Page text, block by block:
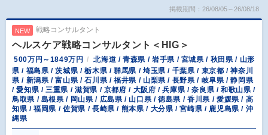
掲載期間：26/08/05～26/08/18
NEW 戦略コンサルタント
ヘルスケア戦略コンサルタント＜HIG＞
500万円～1849万円
北海道 / 青森県 / 岩手県 / 宮城県 / 秋田県 / 山形
県 / 福島県 / 茨城県 / 栃木県 / 群馬県 / 埼玉県 / 千葉県 / 東京都 / 神奈川
県 / 新潟県 / 富山県 / 石川県 / 福井県 / 山梨県 / 長野県 / 岐阜県 / 静岡県
/ 愛知県 / 三重県 / 滋賀県 / 京都府 / 大阪府 / 兵庫県 / 奈良県 / 和歌山県 /
鳥取県 / 島根県 / 岡山県 / 広島県 / 山口県 / 徳島県 / 香川県 / 愛媛県 / 高
知県 / 福岡県 / 佐賀県 / 長崎県 / 熊本県 / 大分県 / 宮崎県 / 鹿児島県 / 沖
縄県